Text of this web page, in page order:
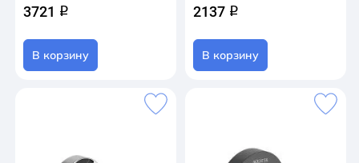
3721 q
В корзину
2137 q
В корзину